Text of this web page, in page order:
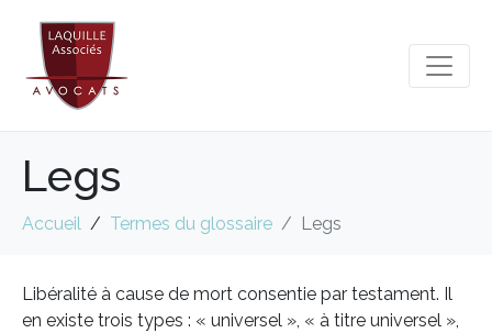
Legs
Accueil Termes du glossaire Legs
Libéralité à cause de mort consentie par testament. Il
en existe trois types : « universel », « à titre universel »,